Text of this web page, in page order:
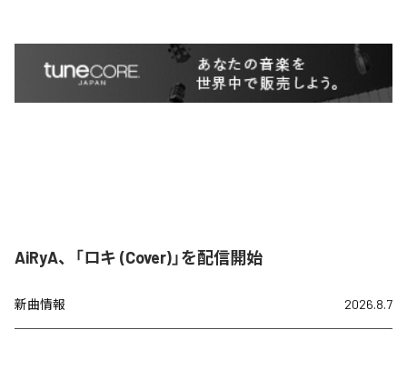
AiRyA、「ロキ (Cover)」を配信開始
新曲情報 2026.8.7